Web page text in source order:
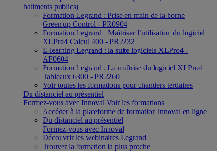
batiments publics)
Formation Legrand : Prise en main de la borne
Green'up Control - PR0904
Formation Legrand - Maîtriser l’utilisation du logiciel
XLPro4 Calcul 400 - PR2232
E-learning Legrand : la suite logiciels XLPro4 -
AF0604
Formation Legrand : La maîtrise du logiciel XLPro4
Tableaux 6300 - PR2260
Voir toutes les formations pour chantiers tertiaires
Du distanciel au présentiel
Formez-vous avec Innoval Voir les formations
Accéder à la plateforme de formation innoval en ligne
Du distanciel au présentiel
Formez-vous avec Innoval
Découvrir les webinaires Legrand
Trouver la formation la plus proche